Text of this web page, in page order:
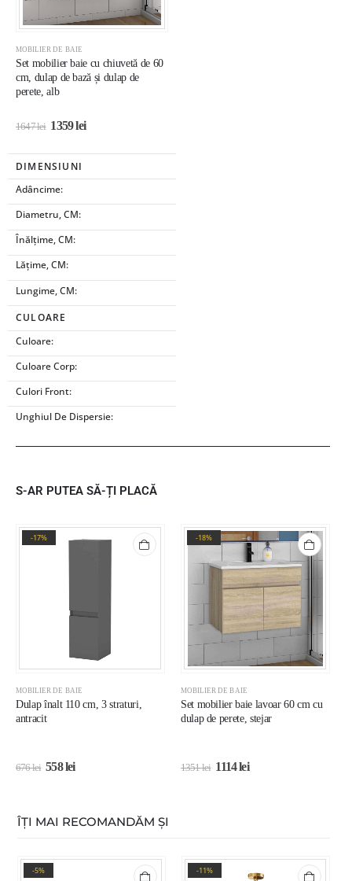
MOBILIER DE BAIE
Set mobilier baie cu chiuvetă de 60
cm, dulap de bază și dulap de
perete, alb
1647lei 1359lei
DIMENSIUNI
Adâncime:
Diametru, CM:
Înălțime, CM:
Lățime, CM:
Lungime, CM:
CULOARE
Culoare:
Culoare Corp:
Culori Front:
Unghiul De Dispersie:
S-AR PUTEA SĂ-ȚI PLACĂ
-17%
MOBILIER DE BAIE
Dulap înalt 110 cm, 3 straturi,
antracit
676lei 558lei
-18%
MOBILIER DE BAIE
Set mobilier baie lavoar 60 cm cu
dulap de perete, stejar
1351lei 1114lei
ÎȚI MAI RECOMANDĂM ȘI
-5% -11%